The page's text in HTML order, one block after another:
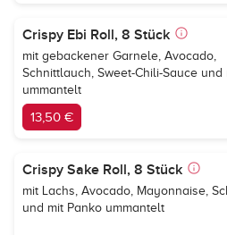
Crispy Ebi Roll, 8 Stück
mit gebackener Garnele, Avocado,
Schnittlauch, Sweet-Chili-Sauce und
ummantelt
13,50 €
Crispy Sake Roll, 8 Stück
mit Lachs, Avocado, Mayonnaise,
und mit Panko ummantelt